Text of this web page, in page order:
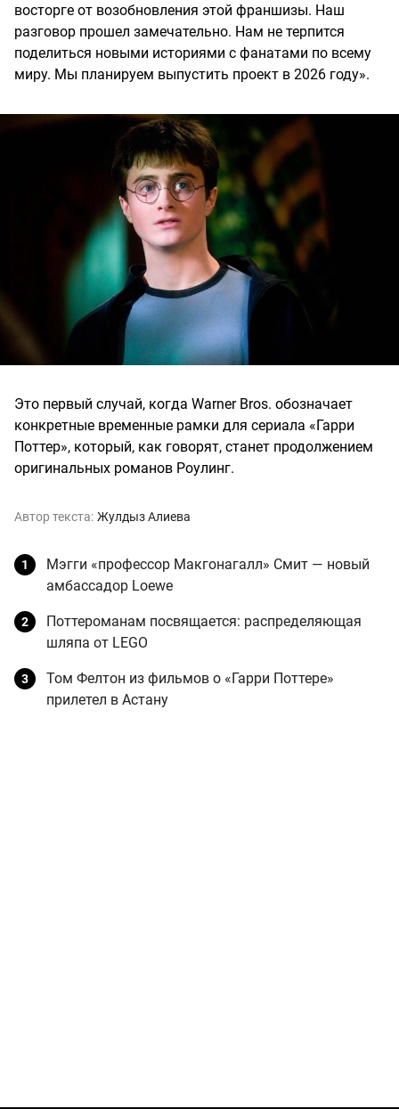
восторге от возобновления этой франшизы. Наш
разговор прошел замечательно. Нам не терпится
поделиться новыми историями с фанатами по всему
миру. Мы планируем выпустить проект в 2026 году».
Это первый случай, когда Warner Bros. обозначает
конкретные временные рамки для сериала «Гарри
Поттер», который, как говорят, станет продолжением
оригинальных романов Роулинг.
Автор текста: Жулдыз Алиева
Мэгги «профессор Макгонагалл» Смит — новый
амбассадор Loewe
Поттероманам посвящается: распределяющая
шляпа от LEGO
Том Фелтон из фильмов о «Гарри Поттере»
прилетел в Астану